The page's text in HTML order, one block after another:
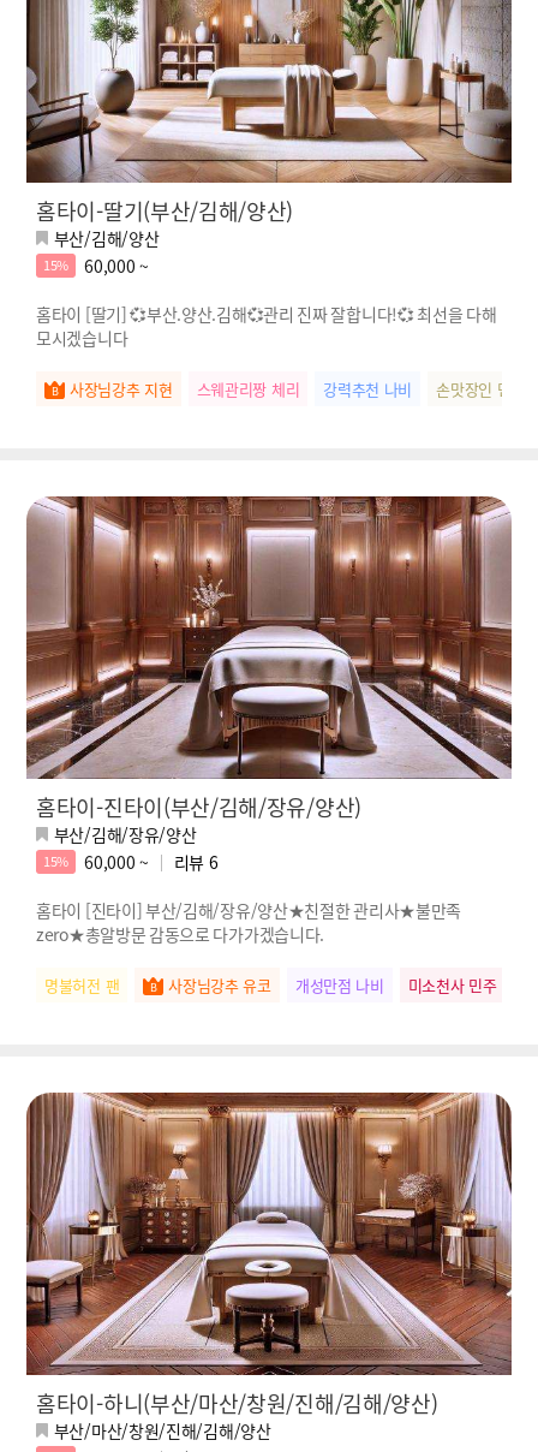
홈타이-딸기(부산/김해/양산)
부산/김해/양산
15%
60,000 ~
홈타이 [딸기] 💞부산.양산.김해💞관리 진짜 잘합니다!💞 최선을 다해
모시겠습니다
사장님강추 지현 스웨관리짱 체리 강력추천 나비 손맛장인 민지
홈타이-진타이(부산/김해/장유/양산)
부산/김해/장유/양산
15% 60,000 ~ 리뷰 6
홈타이 [진타이] 부산/김해/장유/양산★친절한 관리사★불만족
zero★총알방문 감동으로 다가가겠습니다.
명불허전 팬 사장님강추 유코 개성만점 나비 미소천사 민주
홈타이-하니(부산/마산/창원/진해/김해/양산)
부산/마산/창원/진해/김해/양산